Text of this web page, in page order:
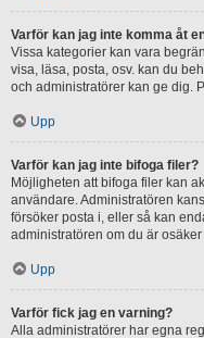
Varför kan jag inte komma åt
Vissa kategorier kan vara
visa, läsa, posta, osv. kan du
och administratörer kan ge dig.
Upp
Varför kan jag inte bifoga filer?
Möjligheten att bifoga filer kan
användare. Administratören
försöker posta i, eller så kan
administratören om du är
Upp
Varför fick jag en varning?
Alla administratörer har egna